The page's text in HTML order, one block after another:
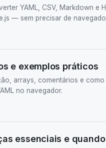
YAML, CSV, Markdown e
— sem precisar de
e exemplos práticos
arrays, comentários e como
no navegador.
essenciais e